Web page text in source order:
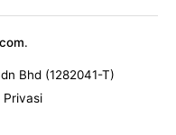
.
Bhd (1282041-T)
Privasi